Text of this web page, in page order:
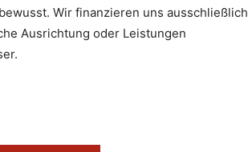
Wir finanzieren uns ausschließlich
Ausrichtung oder Leistungen